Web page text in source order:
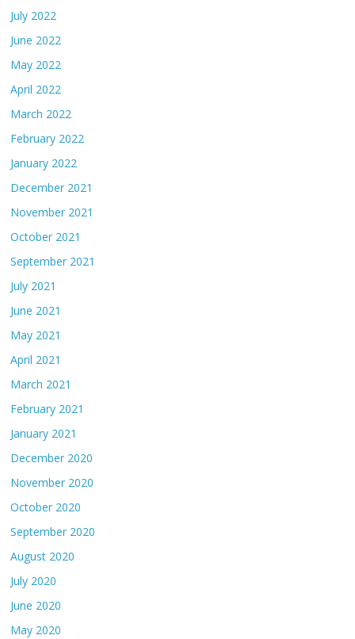
July 2022
June 2022
May 2022
April 2022
March 2022
February 2022
January 2022
December 2021
November 2021
October 2021
September 2021
July 2021
June 2021
May 2021
April 2021
March 2021
February 2021
January 2021
December 2020
November 2020
October 2020
September 2020
August 2020
July 2020
June 2020
May 2020